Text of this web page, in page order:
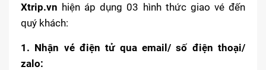
Xtrip.vn hiện áp dụng 03 hình thức giao vé đến
quý khách:
1. Nhận vé điện tử qua email/ số điện thoại/
zalo: